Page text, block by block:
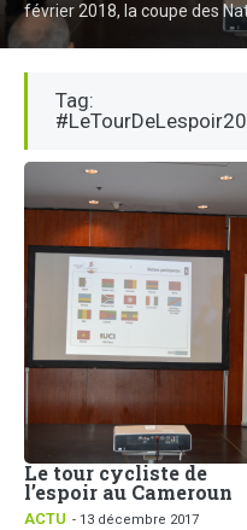
février 2018, la coupe des
Tag:
Le tour cycliste de
l’espoir au Cameroun
ACTU - 13 décembre 2017